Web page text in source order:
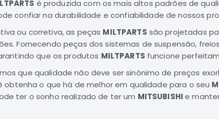
é produzida com os mais altos padrões de
confiar na durabilidade e confiabilidade de nossos
ou corretiva, as peças MILTPARTS são projetadas
Fornecendo peças dos sistemas de suspensão,
que os produtos MILTPARTS funcione
que qualidade não deve ser sinônimo de preços
o que há de melhor em qualidade para o seu
ter o sonho realizado de ter um MITSUBISHIe